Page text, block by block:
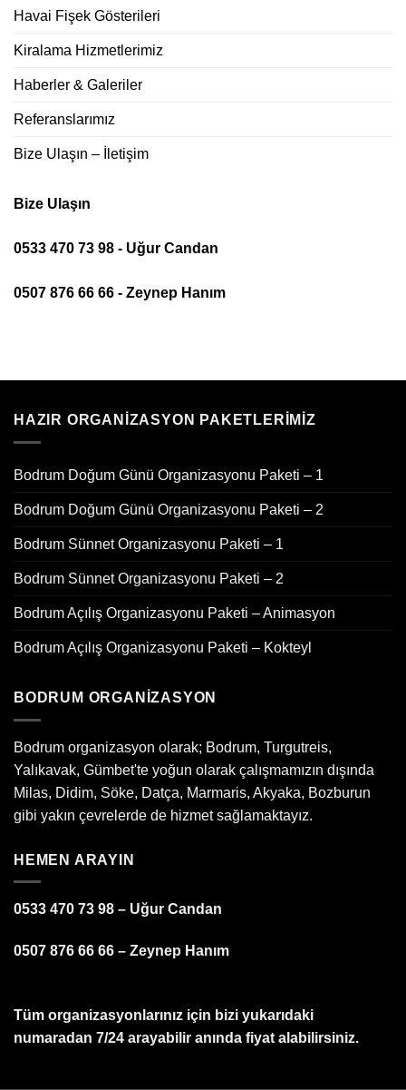
Havai Fişek Gösterileri
Kiralama Hizmetlerimiz
Haberler & Galeriler
Referanslarımız
Bize Ulaşın – İletişim
Bize Ulaşın
0533 470 73 98 - Uğur Candan
0507 876 66 66 - Zeynep Hanım
HAZIR ORGANIZASYON PAKETLERIMIZ
Bodrum Doğum Günü Organizasyonu Paketi – 1
Bodrum Doğum Günü Organizasyonu Paketi – 2
Bodrum Sünnet Organizasyonu Paketi – 1
Bodrum Sünnet Organizasyonu Paketi – 2
Bodrum Açılış Organizasyonu Paketi – Animasyon
Bodrum Açılış Organizasyonu Paketi – Kokteyl
BODRUM ORGANIZASYON
Bodrum organizasyon olarak; Bodrum, Turgutreis,
Yalıkavak, Gümbet'te yoğun olarak çalışmamızın dışında
Milas, Didim, Söke, Datça, Marmaris, Akyaka, Bozburun
gibi yakın çevrelerde de hizmet sağlamaktayız.
HEMEN ARAYIN
0533 470 73 98 – Uğur Candan
0507 876 66 66 – Zeynep Hanım
Tüm organizasyonlarınız için bizi yukarıdaki
numaradan 7/24 arayabilir anında fiyat alabilirsiniz.